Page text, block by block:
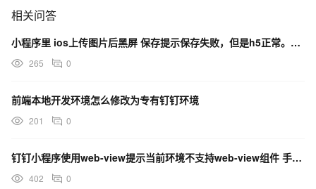
相关问答
小程序里 ios上传图片后黑屏 保存提示保存失败，但是h5正常。而且ios上传完在h5中可以加载出来
265 0
前端本地开发环境怎么修改为专有钉钉环境
201 0
钉钉小程序使用web-view提示当前环境不支持web-view组件 手机型号华为mate60pro
402 0